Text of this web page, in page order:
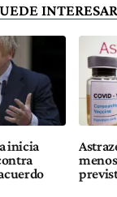
INTERESAR
inicia